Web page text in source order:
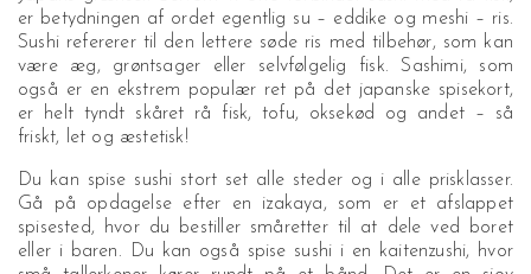
er betydningen af ordet egentlig su – eddike og meshi – ris.
Sushi refererer til den lettere søde ris med tilbehør, som kan
være æg, grøntsager eller selvfølgelig fisk. Sashimi, som
også er en ekstrem populær ret på det japanske spisekort,
er helt tyndt skåret rå fisk, tofu, oksekød og andet – så
friskt, let og æstetisk!
Du kan spise sushi stort set alle steder og i alle prisklasser.
Gå på opdagelse efter en izakaya, som er et afslappet
spisested, hvor du bestiller småretter til at dele ved boret
eller i baren. Du kan også spise sushi i en kaitenzushi, hvor